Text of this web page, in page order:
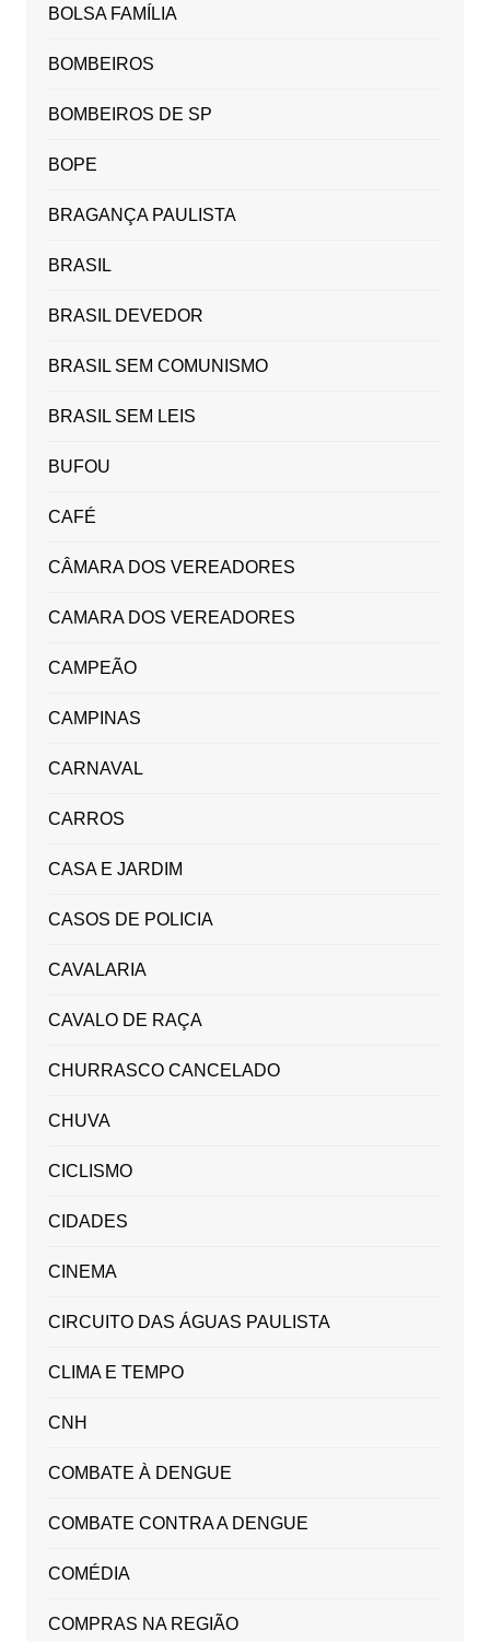
BOLSA FAMÍLIA
BOMBEIROS
BOMBEIROS DE SP
BOPE
BRAGANÇA PAULISTA
BRASIL
BRASIL DEVEDOR
BRASIL SEM COMUNISMO
BRASIL SEM LEIS
BUFOU
CAFÉ
CÂMARA DOS VEREADORES
CAMARA DOS VEREADORES
CAMPEÃO
CAMPINAS
CARNAVAL
CARROS
CASA E JARDIM
CASOS DE POLICIA
CAVALARIA
CAVALO DE RAÇA
CHURRASCO CANCELADO
CHUVA
CICLISMO
CIDADES
CINEMA
CIRCUITO DAS ÁGUAS PAULISTA
CLIMA E TEMPO
CNH
COMBATE À DENGUE
COMBATE CONTRA A DENGUE
COMÉDIA
COMPRAS NA REGIÃO